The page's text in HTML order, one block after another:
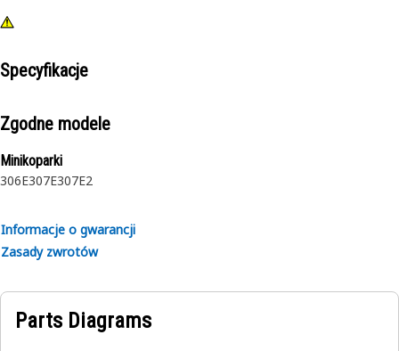
Specyfikacje
Zgodne modele
Minikoparki
306E307E307E2
Informacje o gwarancji
Zasady zwrotów
Parts Diagrams